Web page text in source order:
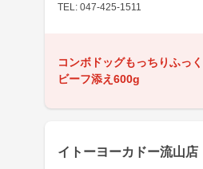
TEL: 047-425-1511
コンボドッグもっちりふっ
ビーフ添え600g
イトーヨーカドー流山店